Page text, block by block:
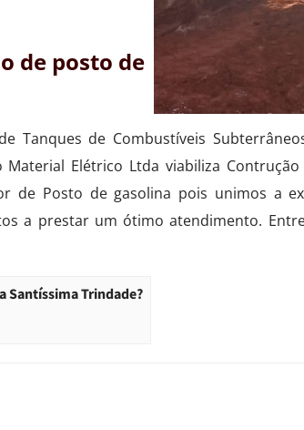
de posto de
Tanques de Combustíveis
Elétrico Ltda viabiliza
de Posto de gasolina pois unimos a
a prestar um ótimo atendimento.
Santíssima Trindade?